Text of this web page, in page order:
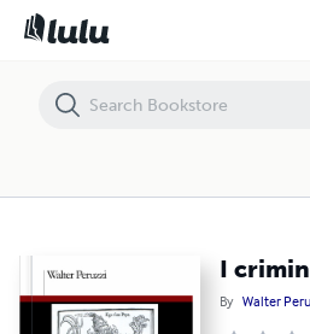
I
By Walter
I crimini di Dio